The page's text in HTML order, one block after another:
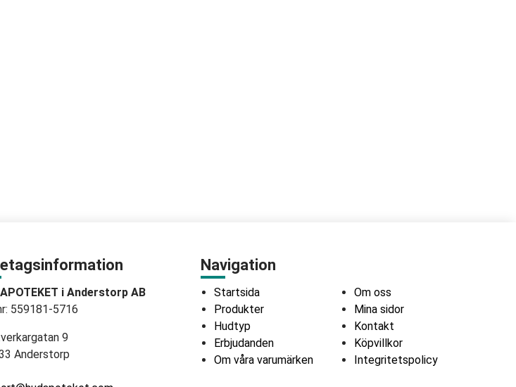
i Anderstorp AB
559181-5716
9
Anderstorp
Navigation
Startsida
Produkter
Hudtyp
Erbjudanden
Om våra varumärken
Om oss
Mina sidor
Kontakt
Köpvillkor
Integritetspolicy